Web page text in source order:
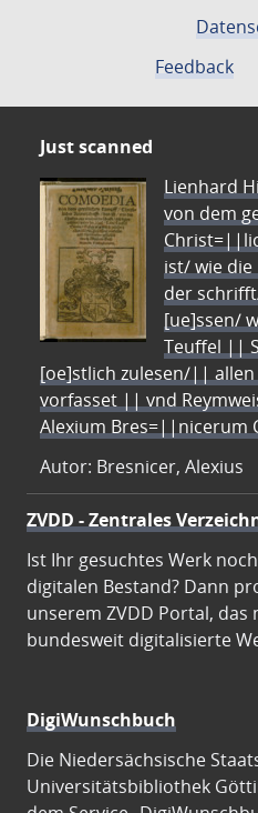
Feedback
Just scanned
Lienhard
von dem
ist/ wie
der
[ue]ssen/
Teuffel ||
[oe]stlich zulesen/||
vorfasset || vnd
Alexium Bres=||nicerum
Autor: Bresnicer, Alexius
ZVDD - Zentrales
Ist Ihr gesuchtes Werk
digitalen Bestand? Dann
unserem ZVDD Portal, das
bundesweit digitalisierte
DigiWunschbuch
Die Niedersächsische
Universitätsbibliothek